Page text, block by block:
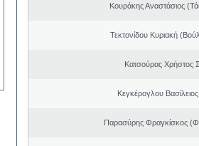
Κουράκης Αναστάσιος
Τεκτονίδου Κυριακή
Κατσούρας Χρήστος
Κεγκέρογλου
Παρασύρης Φραγκίσκος